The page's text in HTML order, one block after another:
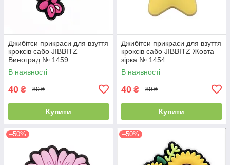
Джибітси прикраси для взуття
кроксів сабо JIBBITZ
Виноград № 1459
В наявності
40 ₴ 80 ₴
Купити
Джибітси прикраси для взуття
кроксів сабо JIBBITZ Жовта
зірка № 1454
В наявності
40 ₴ 80 ₴
Купити
–50% –50%